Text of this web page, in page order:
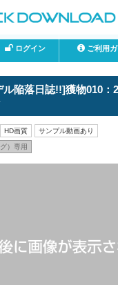
ログイン ご利用
陥落日誌!!]獲物010：
HD画質 サンプル動画あり
）専用